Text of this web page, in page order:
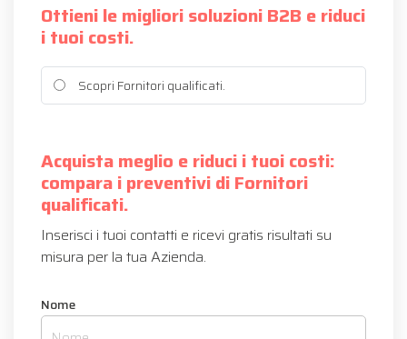
Ottieni le migliori soluzioni B2B e riduci
i tuoi costi.
Scopri Fornitori qualificati.
Acquista meglio e riduci i tuoi costi:
compara i preventivi di Fornitori
qualificati.
Inserisci i tuoi contatti e ricevi gratis risultati su
misura per la tua Azienda.
Nome